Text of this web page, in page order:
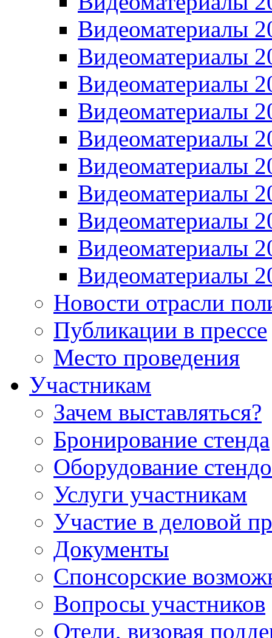
Видеоматериалы
Видеоматериалы
Видеоматериалы
Видеоматериалы
Видеоматериалы
Видеоматериалы
Видеоматериалы
Видеоматериалы
Видеоматериалы
Видеоматериалы
Новости отрасли
Публикации в прессе
Место проведения
Участникам
Зачем выставляться?
Бронирование стенда
Оборудование
Услуги участникам
Участие в деловой
Документы
Спонсорские
Вопросы участников
Отели, визовая